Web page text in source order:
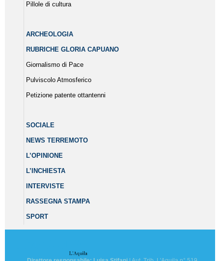
Pillole di cultura
ARCHEOLOGIA
RUBRICHE GLORIA CAPUANO
Giornalismo di Pace
Pulviscolo Atmosferico
Petizione patente ottantenni
SOCIALE
NEWS TERREMOTO
L’OPINIONE
L’INCHIESTA
INTERVISTE
RASSEGNA STAMPA
SPORT